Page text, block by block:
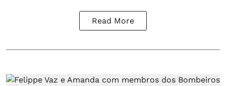
Read More